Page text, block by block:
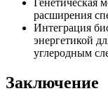
расширения
Интеграция
энергетикой
углеродным
Заключение